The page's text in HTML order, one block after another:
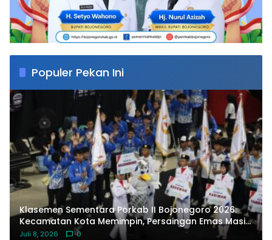
Populer Pekan Ini
Klasemen Sementara Porkab II Bojonegoro 2026:
Kecamatan Kota Memimpin, Persaingan Emas Masih
Terbuka
Juli 8, 2026 0